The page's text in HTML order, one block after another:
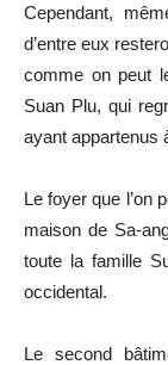
Cependant,
d’entre eux
comme on peut
Suan Plu, qui
ayant appartenus
Le foyer que l’on
maison de Sa-
toute la famille
occidental.
Le second